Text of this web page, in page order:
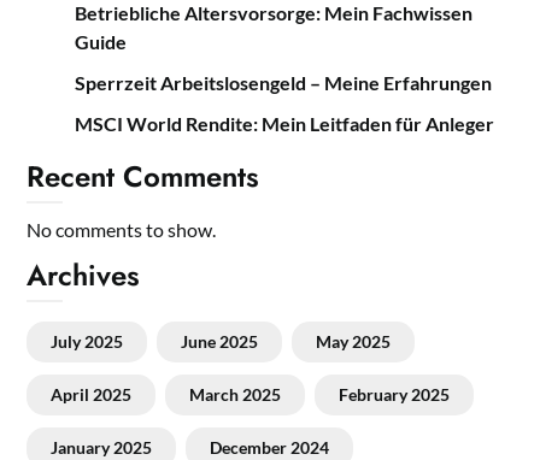
Betriebliche Altersvorsorge: Mein Fachwissen
Guide
Sperrzeit Arbeitslosengeld – Meine Erfahrungen
MSCI World Rendite: Mein Leitfaden für Anleger
Recent Comments
No comments to show.
Archives
July 2025 June 2025 May 2025
April 2025 March 2025 February 2025
January 2025 December 2024